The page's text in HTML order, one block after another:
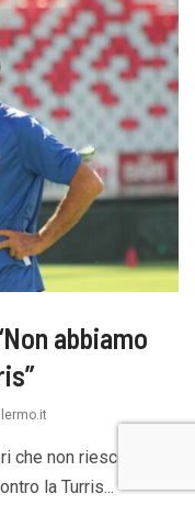
abbiamo
che non riesce a
la Turris...